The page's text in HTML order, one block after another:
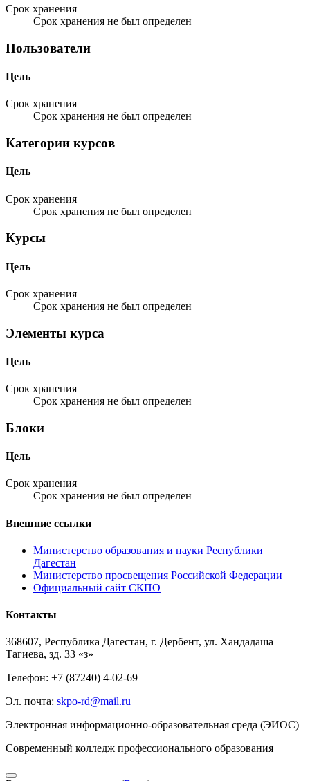
Срок хранения
Срок хранения не был определен
Пользователи
Цель
Срок хранения
Срок хранения не был определен
Категории курсов
Цель
Срок хранения
Срок хранения не был определен
Курсы
Цель
Срок хранения
Срок хранения не был определен
Элементы курса
Цель
Срок хранения
Срок хранения не был определен
Блоки
Цель
Срок хранения
Срок хранения не был определен
Внешние ссылки
Министерство образования и науки Республики
Дагестан
Министерство просвещения Российской Федерации
Официальный сайт СКПО
Контакты
368607, Республика Дагестан, г. Дербент, ул. Хандадаша
Тагиева, зд. 33 «з»
Телефон: +7 (87240) 4-02-69
Эл. почта: skpo-rd@mail.ru
Электронная информационно-образовательная среда (ЭИОС)
Cовременный колледж профессионального образования